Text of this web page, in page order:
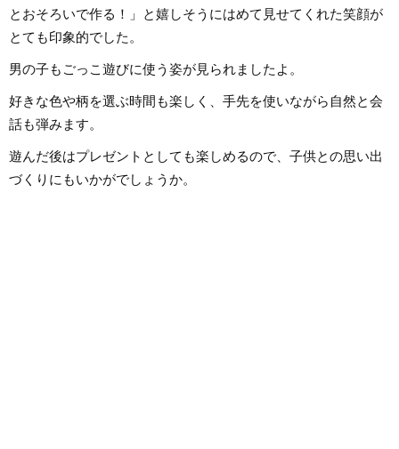
とおそろいで作る！」と嬉しそうにはめて見せてくれた笑顔が
とても印象的でした。
男の子もごっこ遊びに使う姿が見られましたよ。
好きな色や柄を選ぶ時間も楽しく、手先を使いながら自然と会
話も弾みます。
遊んだ後はプレゼントとしても楽しめるので、子供との思い出
づくりにもいかがでしょうか。